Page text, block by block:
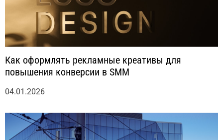
Как оформлять рекламные креативы для
повышения конверсии в SMM
04.01.2026